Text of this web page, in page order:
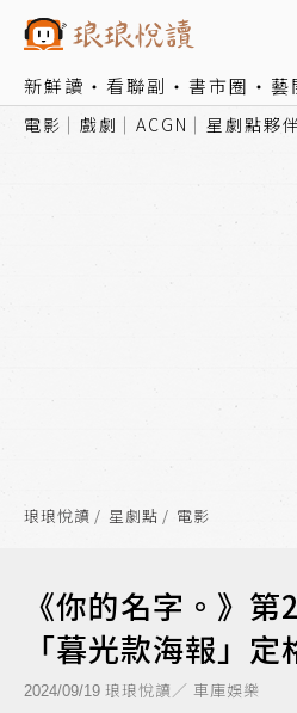
新鮮讀 看聯副 書市圈 藝
電影 戲劇 ACGN 星劇點夥
琅琅悅讀 星劇點 電影
《你的名字。》
「暮光款海報」
2024/09/19 琅琅悅讀／ 車庫娛樂